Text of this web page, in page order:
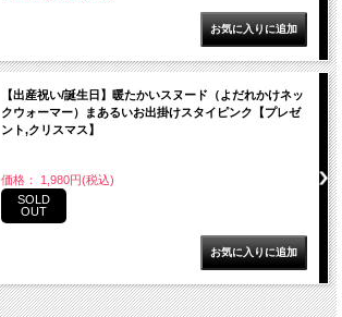
【出産祝い/誕生日】暖たかいスヌード（よだれかけネッ
クウォーマー）まあるいお出掛けスタイピンク【プレゼ
ント,クリスマス】
価格： 1,980円(税込)
SOLD
OUT